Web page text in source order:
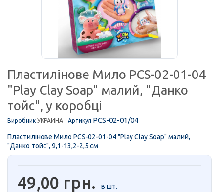
Пластилінове Мило PCS-02-01-04
"Play Clay Soap" малий, "Данко
тойс", у коробці
Виробник УКРАИНА Артикул PCS-02-01/04
Пластилінове Мило PCS-02-01-04 "Play Clay Soap" малий,
"Данко тойс", 9,1-13,2-2,5 см
49,00 грн. в шт.